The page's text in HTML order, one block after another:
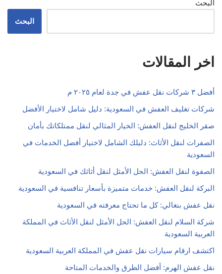
البحث
البحث
اخر المقالات
أفضل ٣ شركات نقل عفش في جدة لعام ٢٠٢٥ م
شركات تغليف العفش في السعودية: دليل شامل لاختيار الأفضل
صقر الخليج لنقل العفش: الخيار المثالي لنقل ممتلكاتك بأمان
الصفرات لنقل الأثاث: دليلك الشامل لاختيار أفضل الخدمات في
السعودية
الصفوة لنقل العفش: الحل الأمثل لنقل أثاثك في السعودية
البركة لنقل العفش: خدمات متميزة بأسعار تنافسية في السعودية
نقل عفش بنغالي: كل ما تحتاج معرفته في السعودية
شركة السلام لنقل العفش: الحل الأمثل لنقل الأثاث في المملكة
العربية السعودية
اكتشف ارقام سيارات نقل عفش في المملكة العربية السعودية
نقل عفش الهرم: أفضل الطرق والخدمات المتاحة